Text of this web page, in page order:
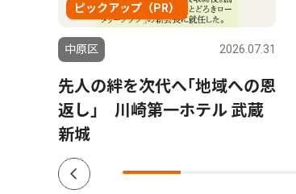
ピックアップ（PR）
中原区 2026.07.31
先人の絆を次代へ｢地域への恩
返し｣ 川崎第一ホテル 武蔵
新城